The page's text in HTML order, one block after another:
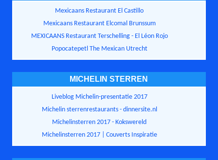
Mexicaans Restaurant El Castillo
Mexicaans Restaurant Elcomal Brunssum
MEXICAANS Restaurant Terschelling - El Léon Rojo
Popocatepetl The Mexican Utrecht
MICHELIN STERREN
Liveblog Michelin-presentatie 2017
Michelin sterrenrestaurants - dinnersite.nl
Michelinsterren 2017 - Kokswereld
Michelinsterren 2017 | Couverts Inspiratie